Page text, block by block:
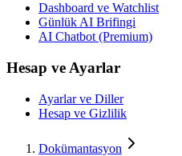
Dashboard ve Watchlist
Günlük AI Brifingi
AI Chatbot (Premium)
Hesap ve Ayarlar
Ayarlar ve Diller
Hesap ve Gizlilik
Dokümantasyon